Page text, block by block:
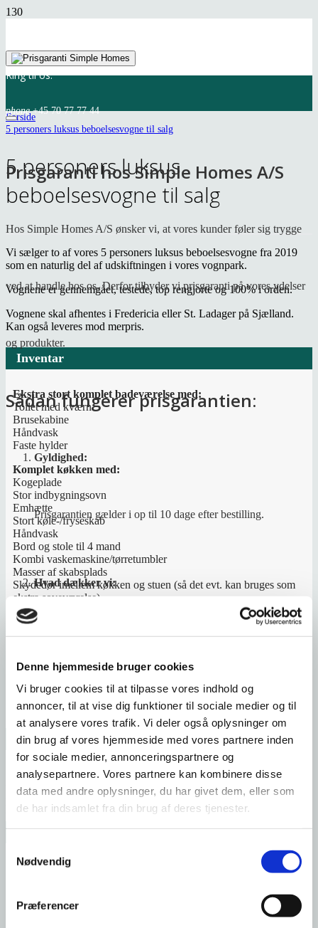
Denne hjemmeside bruger cookies
Vi bruger cookies til at tilpasse vores indhold og
annoncer, til at vise dig funktioner til sociale medier og til
at analysere vores trafik. Vi deler også oplysninger om
din brug af vores hjemmeside med vores partnere inden
for sociale medier, annonceringspartnere og
analysepartnere. Vores partnere kan kombinere disse
data med andre oplysninger, du har givet dem, eller som
de har indsamlet fra din brug af deres tjenester.
Nødvendig
Præferencer
Prisgaranti hos Simple Homes A/S
Hos Simple Homes A/S ønsker vi, at vores kunder føler sig trygge
ved at handle hos os. Derfor tilbyder vi prisgaranti på vores ydelser
og produkter.
Sådan fungerer prisgarantien:
Gyldighed:
Prisgarantien gælder i op til 10 dage efter bestilling.
Hvad dækker vi:
Vi matcher lejeprisen, hvis du finderidentisk produkt eller
ydelse til en lavere pris hos en dansk konkurrent.
Betingelser:
Vognen skal væreidentisk(samme mærke, model,
Ring til os:
phone+45 70 77 77 44
Forside
5 personers luksus beboelsesvogne til salg
5 personers luksus
beboelsesvogne til salg
Vi sælger to af vores 5 personers luksus beboelsesvogne fra 2019
som en naturlig del af udskiftningen i vores vognpark.
Vognene er gennemgået, testede, top rengjorte og 100% i orden.
Vognene skal afhentes i Fredericia eller St. Ladager på Sjælland.
Kan også leveres mod merpris.
Inventar
Ekstra stort komplet badeværelse med:
Toilet med kværn
Brusekabine
Håndvask
Faste hylder
Komplet køkken med:
Kogeplade
Stor indbygningsovn
Emhætte
Stort køle-/fryseskab
Håndvask
Bord og stole til 4 mand
Kombi vaskemaskine/tørretumbler
Masser af skabsplads
Skydedør imellem køkken og stuen (så det evt. kan bruges som
ekstra soveværelse)
Skydedør imellem soveværelse og køkken
Sovesofa 140×200 med masse af opbevaringsplads til f.eks. dyner
Faste overskabe i både stue og soveværelse
140x200cm kvalitets seng i soveværelse med ekstra 80×200 seng
over
Priser
Eksl. moms
Inkl. moms
Pris:
DKK 159.900,-
DKK 199.875,-
Vi kan hjælpe med en leasing finansiering.
Priserne er inkl. alle slange og kabler samt inventar. Og ekskl.
transport og tilslutning.
Teknisk info
250×900(1050)x292 cm
Egenvægt:
Tilslutninger:
25 meter 3/4” vandslange
25 meter 1” afløbsslange